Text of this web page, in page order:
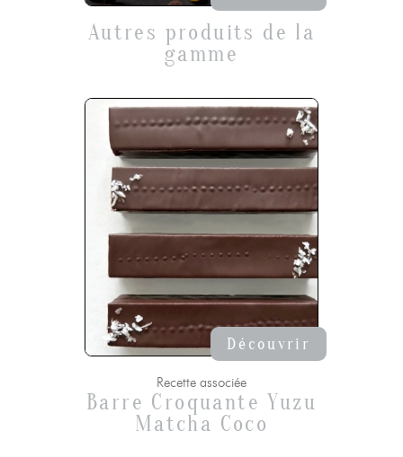
Autres produits de la
gamme
Découvrir
Recette associée
Barre Croquante Yuzu
Matcha Coco